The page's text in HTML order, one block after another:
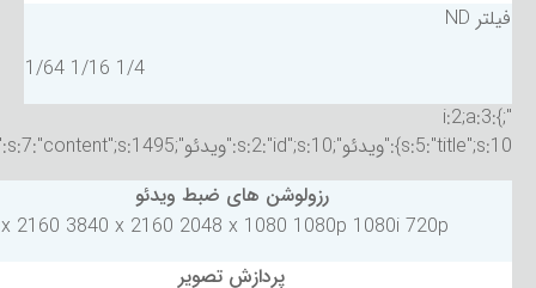
فیلتر ND
1/4 1/16 1/64
";}i:2;a:3:
{s:5:"title";s:10:"ویدئو";s:2:"id";s:10:"ویدئو";s:7:"content";s:1495:"
رزولوشن های ضبط ویدئو
2160 3840 x 2160 2048 x 1080 1080p 1080i 720p
پردازش تصویر